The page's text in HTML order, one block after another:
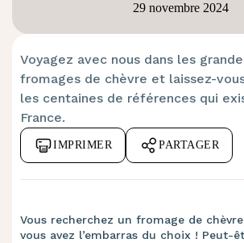
29 novembre 2024
Voyagez avec nous dans les
fromages de chèvre et laissez-
les centaines de références qui
France.
IMPRIMER PARTAGER
Vous recherchez un fromage de
vous avez l’embarras du choix ! Peut-